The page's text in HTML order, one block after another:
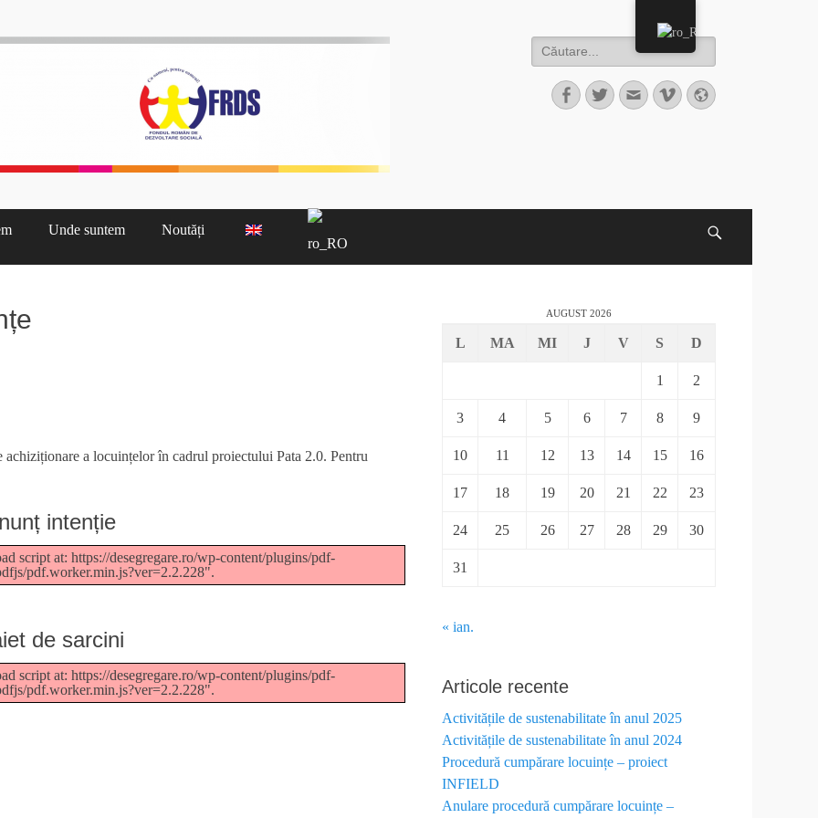
Unde suntem Noutăți
a locuințelor în cadrul proiectului Pata 2.0. Pentru
intenție
script at: https://desegregare.ro/wp-content/plugins/pdf-
pdf.worker.min.js?ver=2.2.228".
de sarcini
script at: https://desegregare.ro/wp-content/plugins/pdf-
pdf.worker.min.js?ver=2.2.228".
AUGUST 2026
L MA MI J V S D
1 2
3 4 5 6 7 8 9
10 11 12 13 14 15 16
17 18 19 20 21 22 23
24 25 26 27 28 29 30
31
« ian.
Articole recente
Activitățile de sustenabilitate în anul 2025
Activitățile de sustenabilitate în anul 2024
Procedură cumpărare locuințe – proiect
INFIELD
Anulare procedură cumpărare locuințe –